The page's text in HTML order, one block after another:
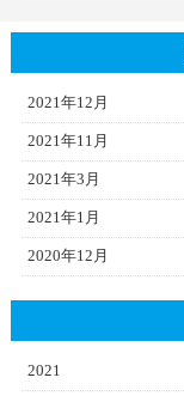
2021年12月
2021年11月
2021年3月
2021年1月
2020年12月
2021